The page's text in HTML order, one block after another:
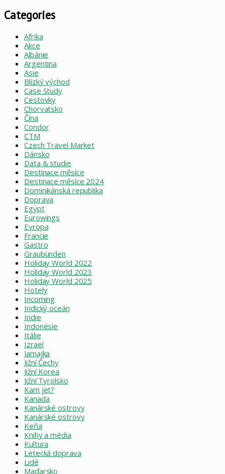
Categories
Afrika
Akce
Albánie
Argentina
Asie
Blízký východ
Case Study
Cestovky
Chorvatsko
Čína
Condor
CTM
Czech Travel Market
Dánsko
Data & studie
Destinace měsíce
Destinace měsíce 2024
Dominikánská republika
Doprava
Egypt
Eurowings
Evropa
Francie
Gastro
Graubünden
Holiday World 2022
Holiday World 2023
Holiday World 2025
Hotely
Incoming
Indický oceán
Indie
Indonésie
Itálie
Izrael
Jamajka
Jižní Čechy
Jižní Korea
Jižní Tyrolsko
Kam jet?
Kanada
Kanárské ostrovy
Kanárské ostrovy
Keňa
Knihy a média
Kultura
Letecká doprava
Lidé
Maďarsko